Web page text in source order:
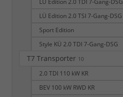
LÜ Edition 2.0 TDI 7-Gang-DSG
LÜ Edition 2.0 TSI 7-Gang-DSG
Sport Edition
Style KÜ 2.0 TDI 7-Gang-DSG
T7 Transporter 10
2.0 TDI 110 kW KR
BEV 100 kW RWD KR